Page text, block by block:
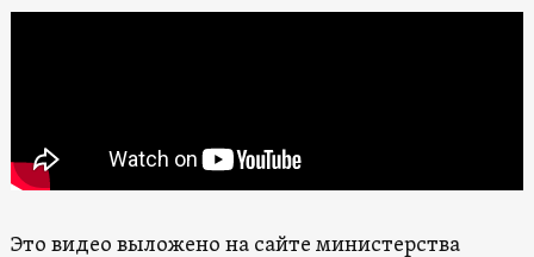
Это видео выложено на сайте министерства